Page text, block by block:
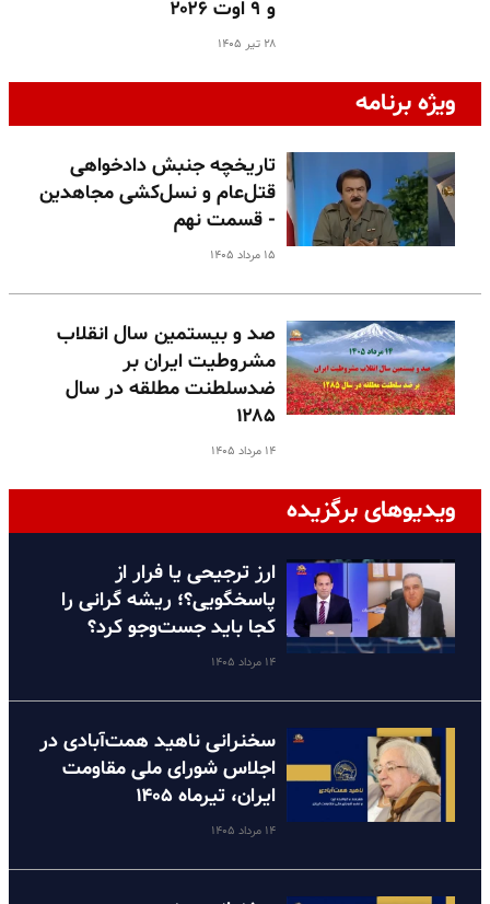
و ۹ اوت ۲۰۲۶
۲۸ تیر ۱۴۰۵
ویژه برنامه
تاریخچه جنبش دادخواهی
قتل‌عام و نسل‌کشی مجاهدین
- قسمت نهم
۱۵ مرداد ۱۴۰۵
صد و بیستمین سال انقلاب
مشروطیت ایران بر
ضدسلطنت مطلقه در سال
۱۲۸۵
۱۴ مرداد ۱۴۰۵
ویدیوهای برگزیده
ارز ترجیحی یا فرار از
پاسخگویی؟؛ ریشه گرانی را
کجا باید جست‌وجو کرد؟
۱۴ مرداد ۱۴۰۵
سخنرانی ناهید همت‌آبادی در
اجلاس شورای ملی مقاومت
ایران، تیرماه ۱۴۰۵
۱۴ مرداد ۱۴۰۵